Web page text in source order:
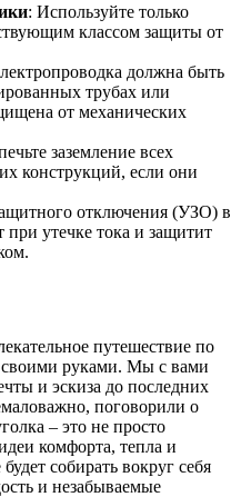
: Используйте только
классом защиты от
должна быть
трубах или
от механических
заземление всех
конструкций, если они
отключения (УЗО) в
при утечке тока и защитит
путешествие по
руками. Мы с вами
и эскиза до последних
поговорили о
– это не просто
комфорта, тепла и
собирать вокруг себя
и незабываемые